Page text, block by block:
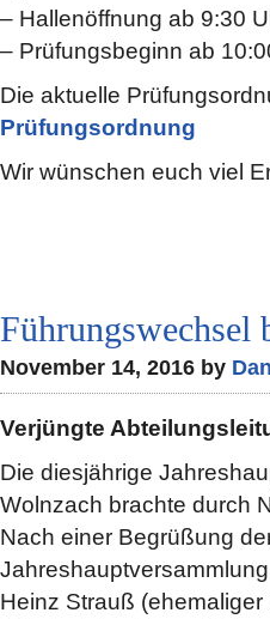
– Hallenöffnung ab 9:30
– Prüfungsbeginn ab
Die aktuelle
Prüfungsordnung
Wir wünschen euch viel
Führungswechsel
November 14, 2016 by
Verjüngte
Die diesjährige
Wolnzach brachte durch
Nach einer Begrüßung
Heinz Strauß